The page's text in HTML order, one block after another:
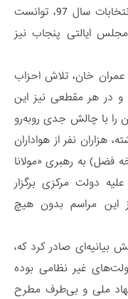
هدایت شد که حزب تحریک انصاف در انتخابات سال 97، توانست
ایالتی پنجاب نیز
خان، تلاش احزاب
و در هر مقطعی نیز این
را با چالش جدی روبه‌رو
هزاران نفر از هواداران
به رهبری «مولانا
دولت مرکزی برگزار
این مراسم بدون هیچ
بیانیه‌ای صادر کرد که،
غیر نظامی بوده
ملی و بی‌طرف مطرح